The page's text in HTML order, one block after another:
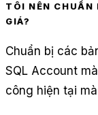
TÔI NÊN CHUẨN
GIÁ?
Chuẩn bị các
SQL Account
công hiện tại